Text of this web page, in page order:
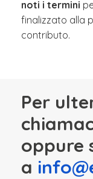
noti i termini
finalizzato alla
contributo.
Per
oppure
a